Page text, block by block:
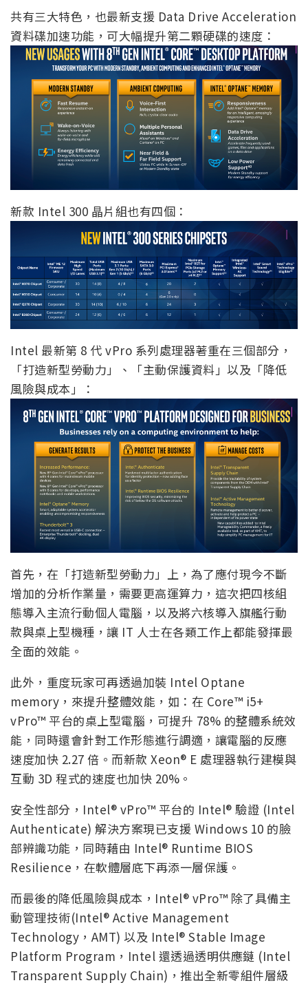
共有三大特色，也最新支援 Data Drive Acceleration
資料碟加速功能，可大幅提升第二顆硬碟的速度：
新款 Intel 300 晶片組也有四個：
Intel 最新第 8 代 vPro 系列處理器著重在三個部分，
「打造新型勞動力」、「主動保護資料」以及「降低
風險與成本」：
首先，在「打造新型勞動力」上，為了應付現今不斷
增加的分析作業量，需要更高運算力，這次把四核組
態導入主流行動個人電腦，以及將六核導入旗艦行動
款與桌上型機種，讓 IT 人士在各類工作上都能發揮最
全面的效能。
此外，重度玩家可再透過加裝 Intel Optane
memory，來提升整體效能，如：在 Core™ i5+
vPro™ 平台的桌上型電腦，可提升 78% 的整體系統效
能，同時還會針對工作形態進行調適，讓電腦的反應
速度加快 2.27 倍。而新款 Xeon® E 處理器執行建模與
互動 3D 程式的速度也加快 20%。
安全性部分，Intel® vPro™ 平台的 Intel® 驗證 (Intel
Authenticate) 解決方案現已支援 Windows 10 的臉
部辨識功能，同時藉由 Intel® Runtime BIOS
Resilience，在軟體層底下再添一層保護。
而最後的降低風險與成本，Intel® vPro™ 除了具備主
動管理技術(Intel® Active Management
Technology，AMT) 以及 Intel® Stable Image
Platform Program，Intel 還透過透明供應鏈 (Intel
Transparent Supply Chain)，推出全新零組件層級